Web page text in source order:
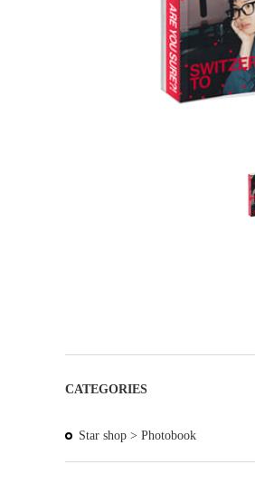
CATEGORIES
Star shop > Photobook